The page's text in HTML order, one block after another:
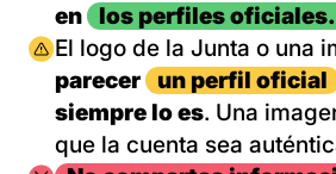
en
los perfiles oficiales.
Imagen
El logo de la Junta o una
parecer
un perfil oficial
siempre lo es. Una
que la cuenta sea